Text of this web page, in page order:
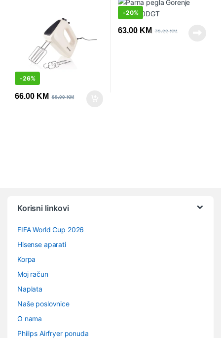
-26%
66.00 KM 89.00KM
-20%
63.00 KM 79.00KM
Korisni linkovi
FIFA World Cup 2026
Hisense aparati
Korpa
Moj račun
Naplata
Naše poslovnice
O nama
Philips Airfryer ponuda